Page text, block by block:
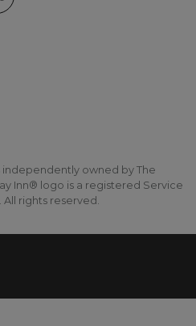
independently owned by The
Inn® logo is a registered Service
All rights reserved.